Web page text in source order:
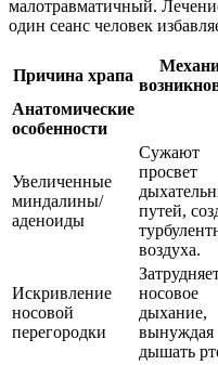
малотравматичный.
один сеанс человек
Причина храпа
Анатомические
особенности
Увеличенные
миндалины/
аденоиды
Сужают
просвет
путей,
воздуха.
Искривление
носовой
перегородки
носовое
дыхание,
вынуждая
дышать